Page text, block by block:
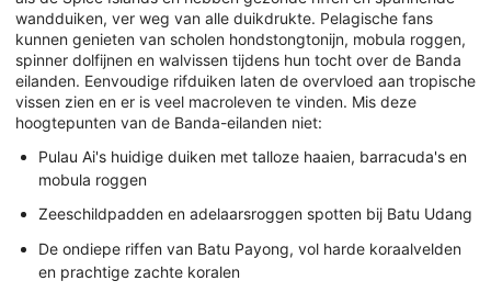
wandduiken, ver weg van alle duikdrukte. Pelagische fans
kunnen genieten van scholen hondstongtonijn, mobula roggen,
spinner dolfijnen en walvissen tijdens hun tocht over de Banda
eilanden. Eenvoudige rifduiken laten de overvloed aan tropische
vissen zien en er is veel macroleven te vinden. Mis deze
hoogtepunten van de Banda-eilanden niet:
Pulau Ai's huidige duiken met talloze haaien, barracuda's en
mobula roggen
Zeeschildpadden en adelaarsroggen spotten bij Batu Udang
De ondiepe riffen van Batu Payong, vol harde koraalvelden
en prachtige zachte koralen